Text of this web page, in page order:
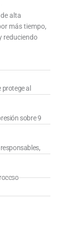
alta
más tiempo,
reduciendo
al
sobre 9